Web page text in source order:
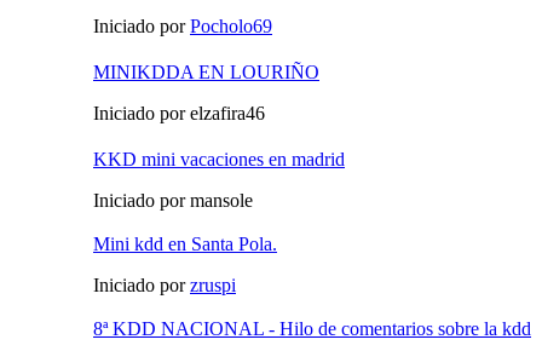
Iniciado porPocholo69
MINIKDDA EN LOURIÑO
Iniciado por elzafira46
KKD mini vacaciones en madrid
Iniciado por mansole
Mini kdd en Santa Pola.
Iniciado porzruspi
8ª KDD NACIONAL - Hilo de comentarios sobre la kdd